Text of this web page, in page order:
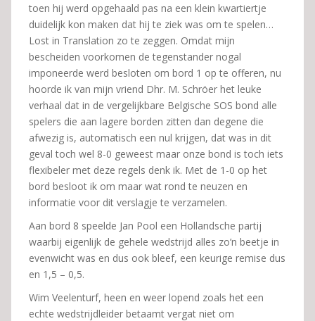
toen hij werd opgehaald pas na een klein kwartiertje
duidelijk kon maken dat hij te ziek was om te spelen…
Lost in Translation zo te zeggen. Omdat mijn
bescheiden voorkomen de tegenstander nogal
imponeerde werd besloten om bord 1 op te offeren, nu
hoorde ik van mijn vriend Dhr. M. Schröer het leuke
verhaal dat in de vergelijkbare Belgische SOS bond alle
spelers die aan lagere borden zitten dan degene die
afwezig is, automatisch een nul krijgen, dat was in dit
geval toch wel 8-0 geweest maar onze bond is toch iets
flexibeler met deze regels denk ik. Met de 1-0 op het
bord besloot ik om maar wat rond te neuzen en
informatie voor dit verslagje te verzamelen.
Aan bord 8 speelde Jan Pool een Hollandsche partij
waarbij eigenlijk de gehele wedstrijd alles zo’n beetje in
evenwicht was en dus ook bleef, een keurige remise dus
en 1,5 – 0,5.
Wim Veelenturf, heen en weer lopend zoals het een
echte wedstrijdleider betaamt vergat niet om